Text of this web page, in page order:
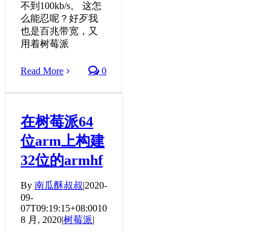
不到100kb/s。 这怎
么能忍呢？好歹我
也是百兆带宽，又
用着树莓派
Read More 0
在树莓派64
位arm上构建
32位的armhf
By 南瓜酥叔叔|2020-
09-
07T09:19:15+08:0010
8 月, 2020|树莓派|